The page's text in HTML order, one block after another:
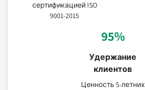
сертификацией ISO
9001-2015
95%
Удержание
клиентов
Ценность 5-летних